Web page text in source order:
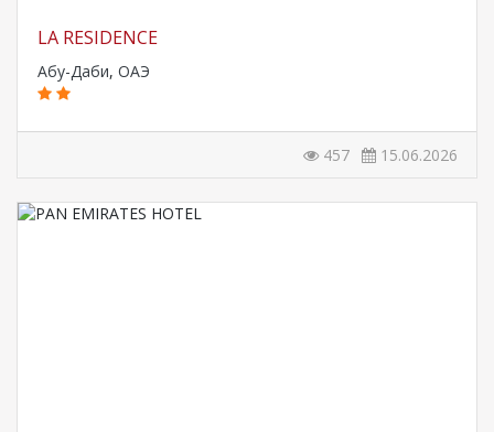
LA RESIDENCE
Абу-Даби, ОАЭ
457 15.06.2026